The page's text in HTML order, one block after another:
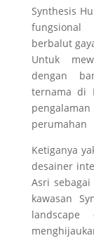
Synthesis
fungsional
berbalut
Untuk
dengan
ternama di
perumahan
Ketiganya
desainer
Asri
kawasan